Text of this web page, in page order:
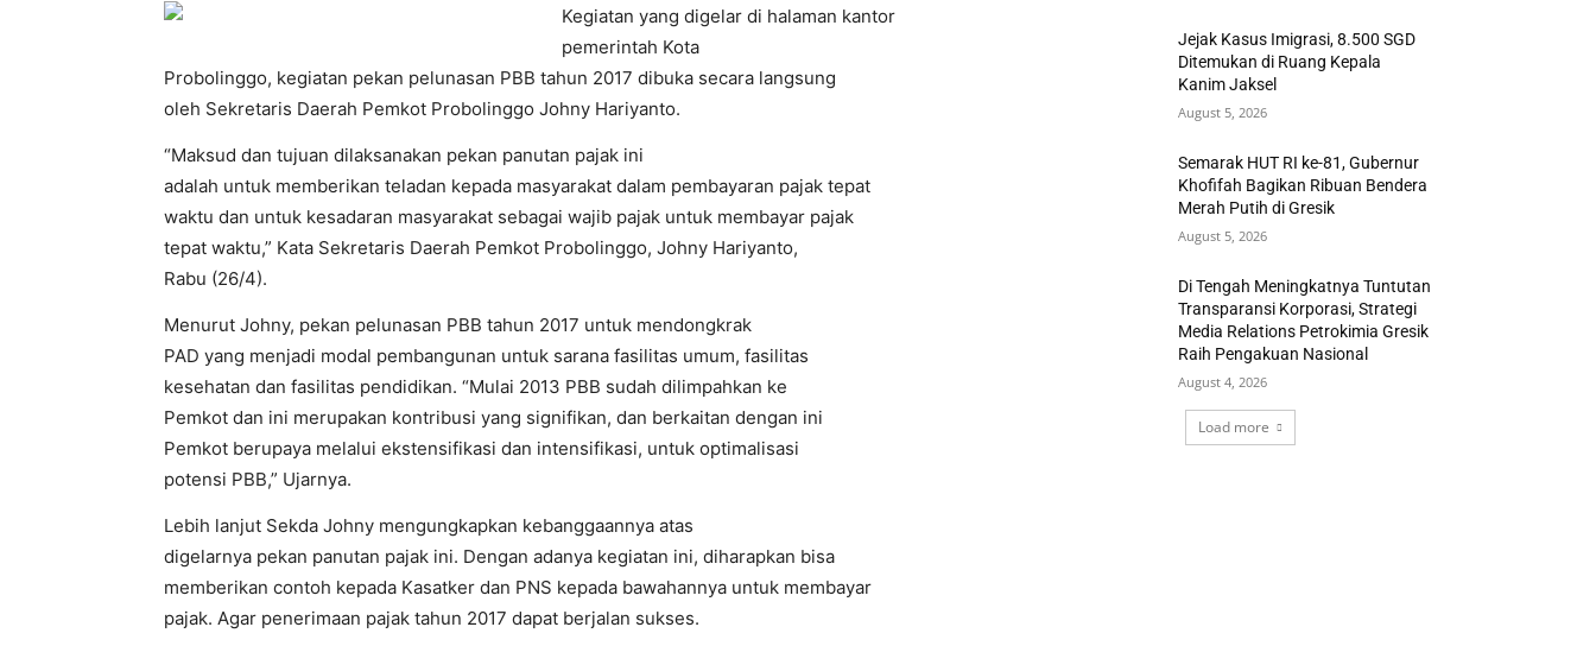
Kegiatan yang digelar di halaman kantor
pemerintah Kota
Probolinggo, kegiatan pekan pelunasan PBB tahun 2017 dibuka secara langsung
oleh Sekretaris Daerah Pemkot Probolinggo Johny Hariyanto.
“Maksud dan tujuan dilaksanakan pekan panutan pajak ini
adalah untuk memberikan teladan kepada masyarakat dalam pembayaran pajak tepat
waktu dan untuk kesadaran masyarakat sebagai wajib pajak untuk membayar pajak
tepat waktu,” Kata Sekretaris Daerah Pemkot Probolinggo, Johny Hariyanto,
Rabu (26/4).
Menurut Johny, pekan pelunasan PBB tahun 2017 untuk mendongkrak
PAD yang menjadi modal pembangunan untuk sarana fasilitas umum, fasilitas
kesehatan dan fasilitas pendidikan. “Mulai 2013 PBB sudah dilimpahkan ke
Pemkot dan ini merupakan kontribusi yang signifikan, dan berkaitan dengan ini
Pemkot berupaya melalui ekstensifikasi dan intensifikasi, untuk optimalisasi
potensi PBB,” Ujarnya.
Lebih lanjut Sekda Johny mengungkapkan kebanggaannya atas
digelarnya pekan panutan pajak ini. Dengan adanya kegiatan ini, diharapkan bisa
memberikan contoh kepada Kasatker dan PNS kepada bawahannya untuk membayar
pajak. Agar penerimaan pajak tahun 2017 dapat berjalan sukses.
Jejak Kasus Imigrasi, 8.500 SGD
Ditemukan di Ruang Kepala
Kanim Jaksel
August 5, 2026
Semarak HUT RI ke-81, Gubernur
Khofifah Bagikan Ribuan Bendera
Merah Putih di Gresik
August 5, 2026
Di Tengah Meningkatnya Tuntutan
Transparansi Korporasi, Strategi
Media Relations Petrokimia Gresik
Raih Pengakuan Nasional
August 4, 2026
Load more